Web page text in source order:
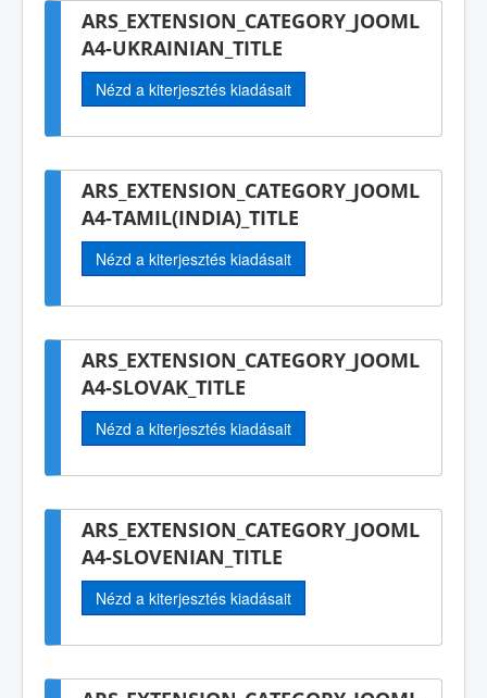
ARS_EXTENSION_CATEGORY_JOOML
A4-UKRAINIAN_TITLE
Nézd a kiterjesztés kiadásait
ARS_EXTENSION_CATEGORY_JOOML
A4-TAMIL(INDIA)_TITLE
Nézd a kiterjesztés kiadásait
ARS_EXTENSION_CATEGORY_JOOML
A4-SLOVAK_TITLE
Nézd a kiterjesztés kiadásait
ARS_EXTENSION_CATEGORY_JOOML
A4-SLOVENIAN_TITLE
Nézd a kiterjesztés kiadásait